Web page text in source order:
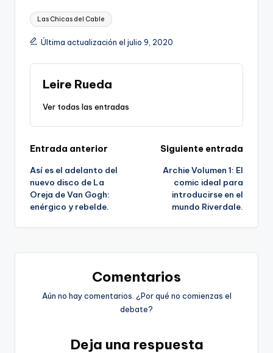
Etiquetas:
Las Chicas del Cable
Última actualización el julio 9, 2020
Leire Rueda
Ver todas las entradas
Navegación
de
entradas
Entrada anterior
Así es el adelanto del
nuevo disco de La
Oreja de Van Gogh:
enérgico y rebelde.
Siguiente entrada
Archie Volumen 1: El
comic ideal para
introducirse en el
mundo Riverdale.
Comentarios
Aún no hay comentarios. ¿Por qué no comienzas el
debate?
Deja una respuesta